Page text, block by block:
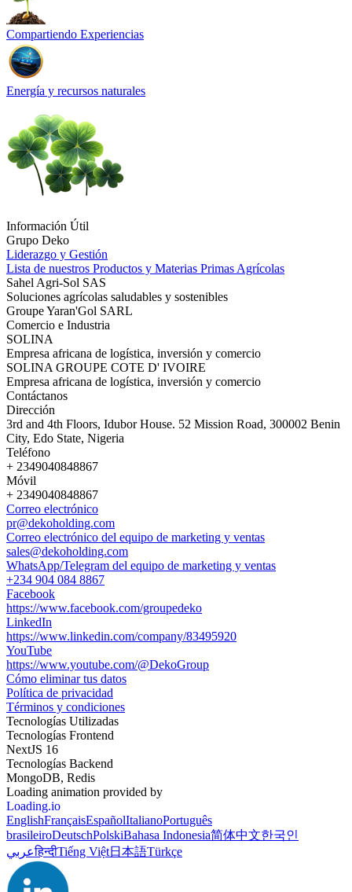
Compartiendo Experiencias
Energía y recursos naturales
Información Útil
Grupo Deko
Liderazgo y Gestión
Lista de nuestros Productos y Materias Primas Agrícolas
Sahel Agri-Sol SAS
Soluciones agrícolas saludables y sostenibles
Groupe Yaran'Gol SARL
Comercio e Industria
SOLINA
Empresa africana de logística, inversión y comercio
SOLINA GROUPE COTE D' IVOIRE
Empresa africana de logística, inversión y comercio
Contáctanos
Dirección
3rd and 4th Floors, Idubor House. 52 Mission Road, 300002 Benin
City, Edo State, Nigeria
Teléfono
+ 2349040848867
Móvil
+ 2349040848867
Correo electrónico
pr@dekoholding.com
Correo electrónico del equipo de marketing y ventas
sales@dekoholding.com
WhatsApp/Telegram del equipo de marketing y ventas
+234 904 084 8867
Facebook
https://www.facebook.com/groupedeko
LinkedIn
https://www.linkedin.com/company/83495920
YouTube
https://www.youtube.com/@DekoGroup
Cómo eliminar tus datos
Política de privacidad
Términos y condiciones
Tecnologías Utilizadas
Tecnologías Frontend
NextJS 16
Tecnologías Backend
MongoDB, Redis
Loading animation provided by
Loading.io
EnglishFrançaisEspañolItalianoPortuguês
brasileiroDeutschPolskiBahasa Indonesia简体中文한국인
عربيहिन्दीTiếng Việt日本語Türkçe